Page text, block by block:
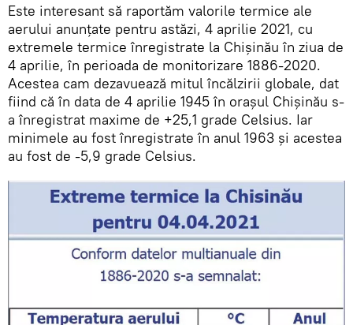
Este interesant să raportăm valorile termice ale
aerului anunțate pentru astăzi, 4 aprilie 2021, cu
extremele termice înregistrate la Chișinău în ziua de
4 aprilie, în perioada de monitorizare 1886-2020.
Acestea cam dezavuează mitul încălzirii globale, dat
fiind că în data de 4 aprilie 1945 în orașul Chișinău s-
a înregistrat maxime de +25,1 grade Celsius. Iar
minimele au fost înregistrate în anul 1963 și acestea
au fost de -5,9 grade Celsius.